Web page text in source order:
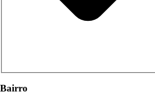
Bairro